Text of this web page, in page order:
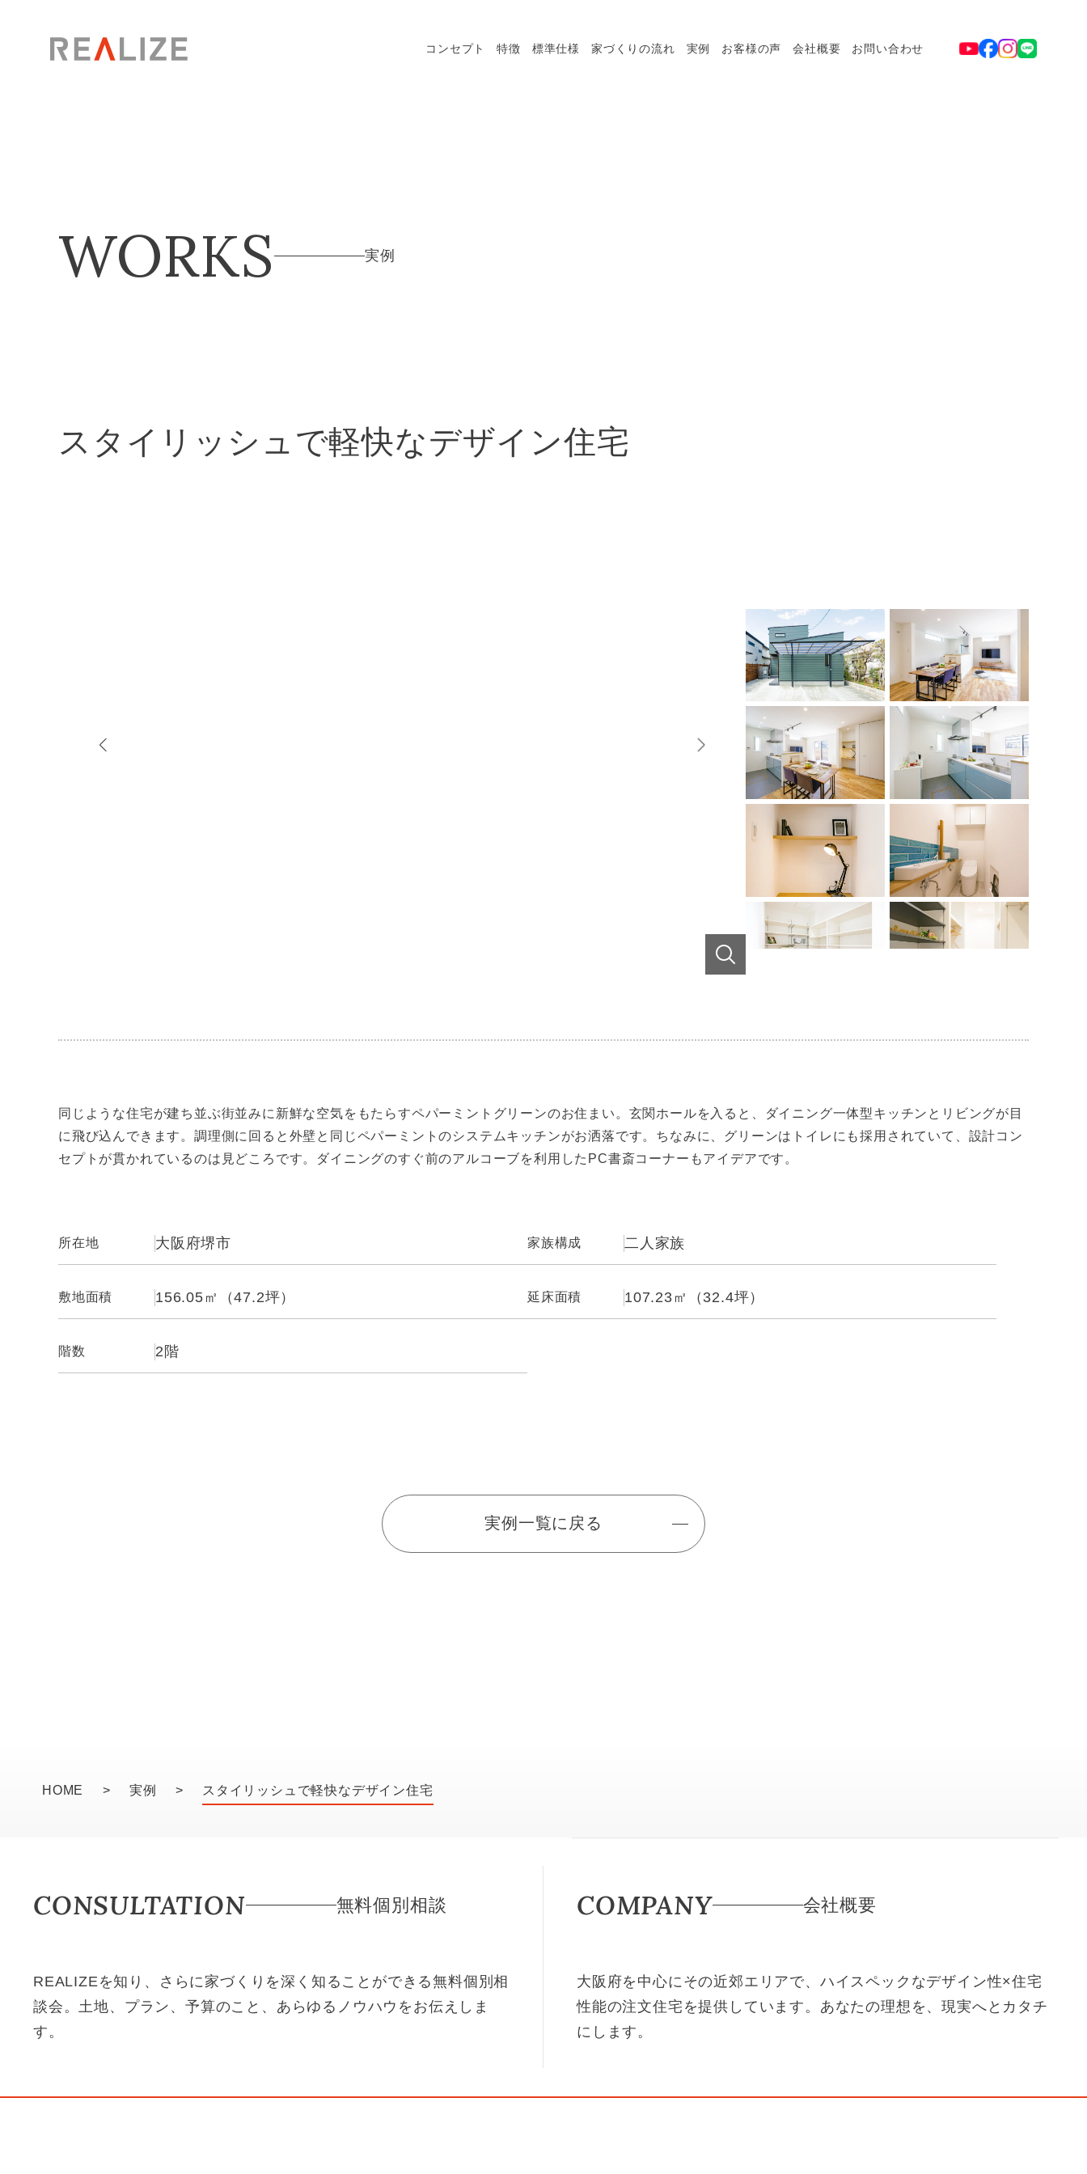
コンセプト 特徴 標準仕様 家づくりの流れ 実例 お客様の声 会社概要 お問い合わせ
WORKS 実例
スタイリッシュで軽快なデザイン住宅
同じような住宅が建ち並ぶ街並みに新鮮な空気をもたらすペパーミントグリーンのお住まい。玄関ホールを入ると、ダイニング一体型キッチンとリビングが目
に飛び込んできます。調理側に回ると外壁と同じペパーミントのシステムキッチンがお洒落です。ちなみに、グリーンはトイレにも採用されていて、設計コン
セプトが貫かれているのは見どころです。ダイニングのすぐ前のアルコーブを利用したPC書斎コーナーもアイデアです。
所在地 大阪府堺市 家族構成 二人家族
敷地面積 156.05㎡（47.2坪） 延床面積 107.23㎡（32.4坪）
階数 2階
実例一覧に戻る
HOME > 実例 > スタイリッシュで軽快なデザイン住宅
CONSULTATION 無料個別相談
REALIZEを知り、さらに家づくりを深く知ることができる無料個別相
談会。土地、プラン、予算のこと、あらゆるノウハウをお伝えしま
す。
COMPANY 会社概要
大阪府を中心にその近郊エリアで、ハイスペックなデザイン性×住宅
性能の注文住宅を提供しています。あなたの理想を、現実へとカタチ
にします。